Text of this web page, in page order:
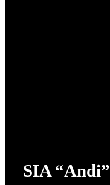
SIA “Andi”